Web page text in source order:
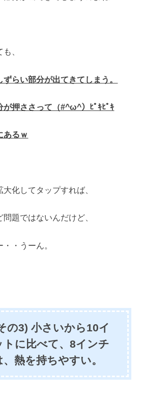
、
らい部分が出てきてしまう。
が押ささって（#^ω^）ﾋﾟｷﾋﾟｷ
あるｗ
化してタップすれば、
題ではないんだけど、
・うーん。
の3) 小さいから10イ
に比べて、8インチ
熱を持ちやすい。